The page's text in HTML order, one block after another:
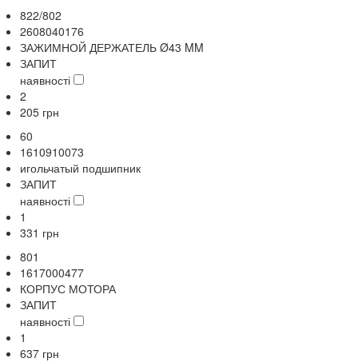
822/802
2608040176
ЗАЖИМНОЙ ДЕРЖАТЕЛЬ Ø43 MM
ЗАПИТ
наявності
2
205 грн
60
1610910073
игольчатый подшипник
ЗАПИТ
наявності
1
331 грн
801
1617000477
КОРПУС МОТОРА
ЗАПИТ
наявності
1
637 грн